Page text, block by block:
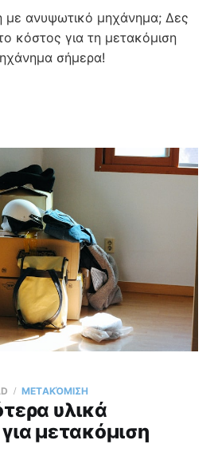
με ανυψωτικό μηχάνημα; Δες
κόστος για τη μετακόμιση
σήμερα!
υλικά
μετακόμιση
ΜΕΤΑΚΌΜΙΣΗ